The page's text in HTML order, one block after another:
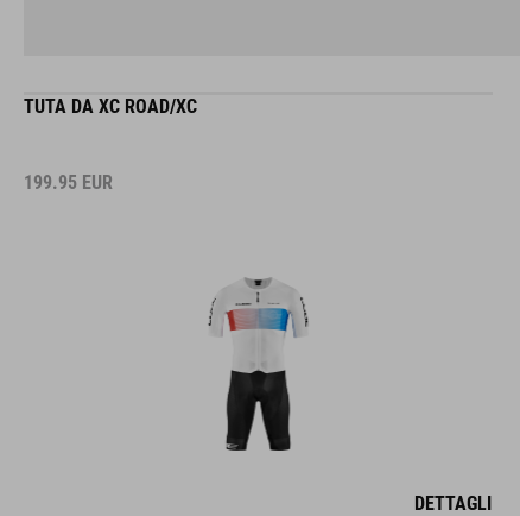
TUTA DA XC ROAD/XC
199.95 EUR
DETTAGLI